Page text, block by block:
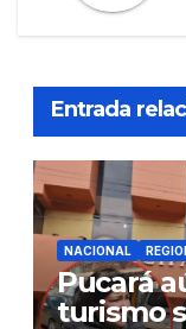
Entrada
NACIONAL
Pucará
turismo